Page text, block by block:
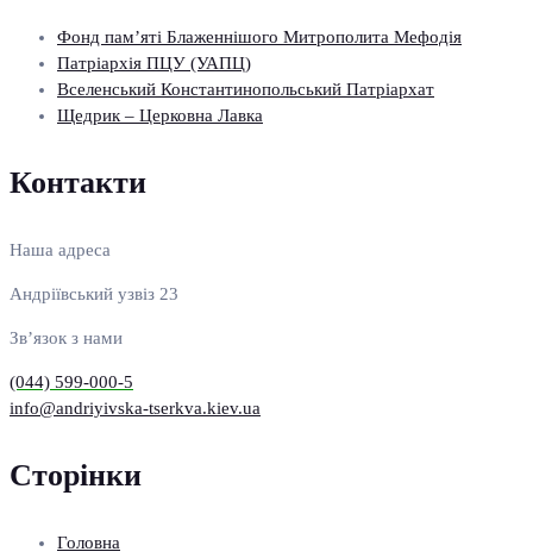
Фонд пам’яті Блаженнішого Митрополита Мефодія
Патріархія ПЦУ (УАПЦ)
Вселенський Константинопольський Патріархат
Щедрик – Церковна Лавка
Контакти
Наша адреса
Андріївський узвіз 23
Зв’язок з нами
(044) 599-000-5
info@andriyivska-tserkva.kiev.ua
Сторінки
Головна